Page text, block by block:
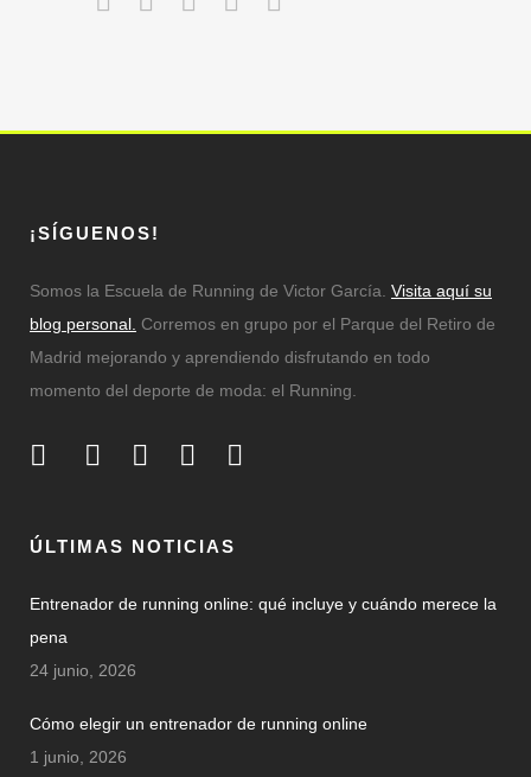
¡SÍGUENOS!
Somos la Escuela de Running de Victor García. Visita aquí su
blog personal. Corremos en grupo por el Parque del Retiro de
Madrid mejorando y aprendiendo disfrutando en todo
momento del deporte de moda: el Running.
ÚLTIMAS NOTICIAS
Entrenador de running online: qué incluye y cuándo merece la
pena
24 junio, 2026
Cómo elegir un entrenador de running online
1 junio, 2026